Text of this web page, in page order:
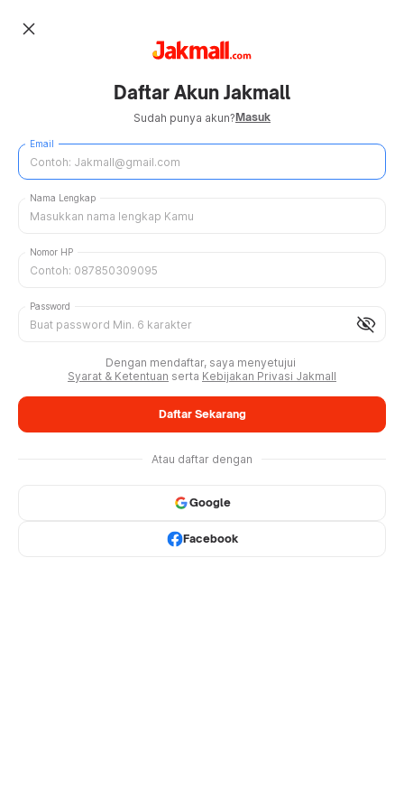
close
Daftar Akun Jakmall
Sudah punya akun?Masuk
Email
Nama Lengkap
Nomor HP
visibility_off
Password
Dengan mendaftar, saya menyetujui
Syarat & Ketentuan serta Kebijakan Privasi Jakmall
Daftar Sekarang
Atau daftar dengan
Google
Facebook